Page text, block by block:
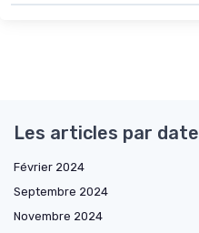
Les articles par date
Février 2024
Septembre 2024
Novembre 2024